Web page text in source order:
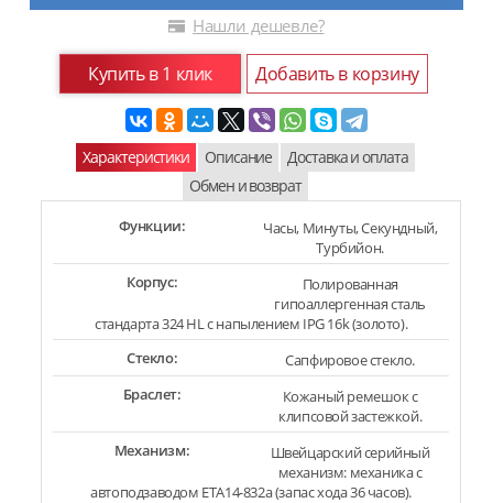
Нашли дешевле?
Купить в 1 клик Добавить в корзину
Характеристики Описание
Доставка и оплата
Обмен и возврат
Функции:
Часы, Минуты, Секундный,
Турбийон.
Корпус:
Полированная
гипоаллергенная сталь
стандарта 324 HL с напылением IPG 16k (золото).
Стекло:
Сапфировое стекло.
Браслет:
Кожаный ремешок с
клипсовой застежкой.
Механизм:
Швейцарский серийный
механизм: механика с
автоподзаводом ETA14-832a (запас хода 36 часов).